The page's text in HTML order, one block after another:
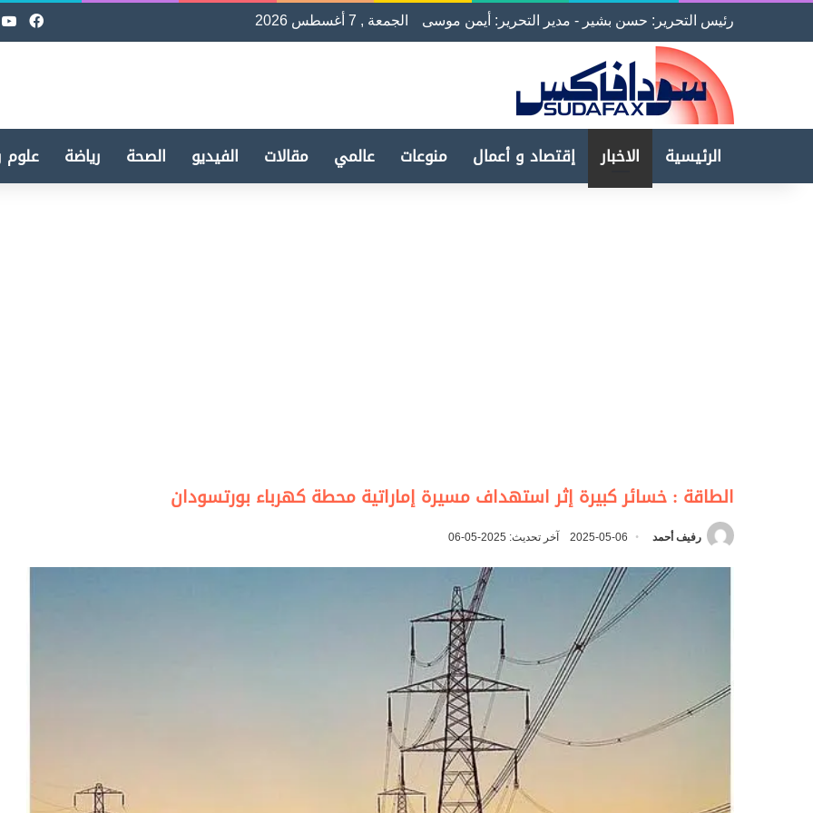
رئيس التحرير: حسن بشير - مدير التحرير: أيمن موسى الجمعة , 7 أغسطس 2026
الرئيسية الاخبار إقتصاد و أعمال منوعات عالمي مقالات الفيديو الصحة رياضة علوم
الطاقة : خسائر كبيرة إثر استهداف مسيرة إماراتية محطة كهرباء بورتسودان
رفيف أحمد 2025-05-06 آخر تحديث: 2025-05-06